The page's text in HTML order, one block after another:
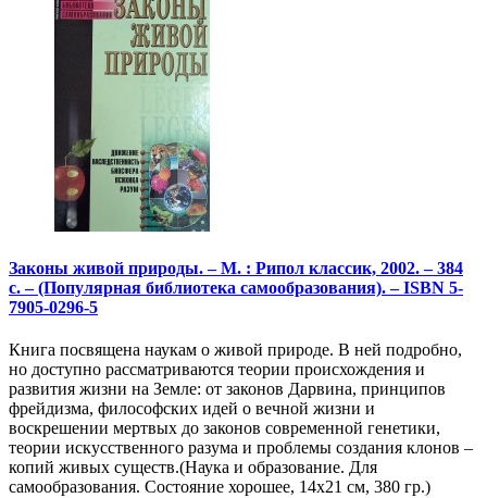
Законы живой природы. – М. : Рипол классик, 2002. – 384
с. – (Популярная библиотека самообразования). – ISBN 5-
7905-0296-5
Книга посвящена наукам о живой природе. В ней подробно,
но доступно рассматриваются теории происхождения и
развития жизни на Земле: от законов Дарвина, принципов
фрейдизма, философских идей о вечной жизни и
воскрешении мертвых до законов современной генетики,
теории искусственного разума и проблемы создания клонов –
копий живых существ.(Наука и образование. Для
самообразования. Состояние хорошее, 14х21 см, 380 гр.)